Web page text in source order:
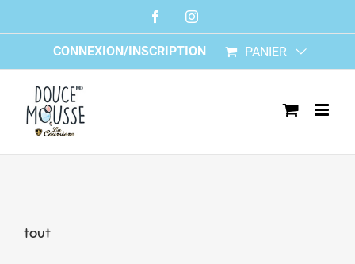
FacebookInstagram
CONNEXION/INSCRIPTION PANIER
tout